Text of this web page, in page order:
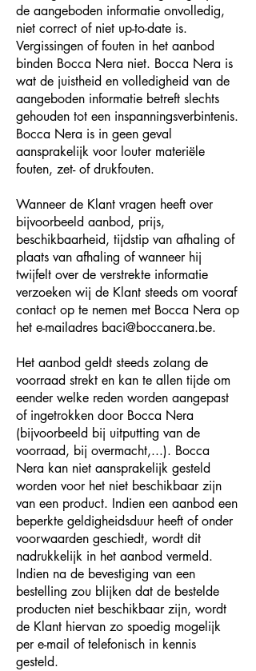
de aangeboden informatie onvolledig,
niet correct of niet up-to-date is.
Vergissingen of fouten in het aanbod
binden Bocca Nera niet. Bocca Nera is
wat de juistheid en volledigheid van de
aangeboden informatie betreft slechts
gehouden tot een inspanningsverbintenis.
Bocca Nera is in geen geval
aansprakelijk voor louter materiële
fouten, zet- of drukfouten.
Wanneer de Klant vragen heeft over
bijvoorbeeld aanbod, prijs,
beschikbaarheid, tijdstip van afhaling of
plaats van afhaling of wanneer hij
twijfelt over de verstrekte informatie
verzoeken wij de Klant steeds om vooraf
contact op te nemen met Bocca Nera op
het e-mailadres baci@boccanera.be.
Het aanbod geldt steeds zolang de
voorraad strekt en kan te allen tijde om
eender welke reden worden aangepast
of ingetrokken door Bocca Nera
(bijvoorbeeld bij uitputting van de
voorraad, bij overmacht,...). Bocca
Nera kan niet aansprakelijk gesteld
worden voor het niet beschikbaar zijn
van een product. Indien een aanbod een
beperkte geldigheidsduur heeft of onder
voorwaarden geschiedt, wordt dit
nadrukkelijk in het aanbod vermeld.
Indien na de bevestiging van een
bestelling zou blijken dat de bestelde
producten niet beschikbaar zijn, wordt
de Klant hiervan zo spoedig mogelijk
per e-mail of telefonisch in kennis
gesteld.